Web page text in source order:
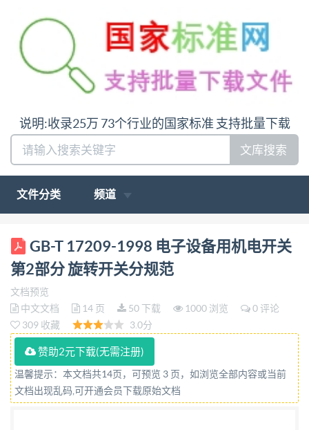
说明:收录25万 73个行业的国家标准 支持批量下载
文库搜索
文件分类 频道
ICS 31. 220. 20 L 22 GB 中华人民共和国国家标准
GB/T 17209--1998 idt IEC 1020-2:1991 QC 960100
电子设备用机电开关 第2部分：旋转开关分规范
Electromechanical switches for use in electronic
equipment Part 2: Sectional specification for rotary
switches 1998-01-19 发布 1998-09-01实施 国家技术
监督局 发布 GB/T 17209--1998 目 次 前言 IEC前言 1
总则. 1.1范围 1.2引用标准 1.3术语 1. 4 标志 1.5详细规
范 2优先的额定值和特性 2.1 额定电压 2.2 额定电流
GB-T 17209-1998 电子设备用机电开关
第2部分 旋转开关分规范
文档预览
中文文档
14 页 50 下载 1000 浏览
0 评论
309 收藏
3.0分
赞助2元下载(无需注册)
温馨提示：本文档共14页，可预览 3 页，如浏览全部内容或当前
文档出现乱码,可开通会员下载原始文档